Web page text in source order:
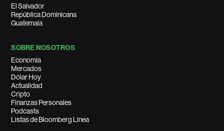
El Salvador
República Dominicana
Guatemala
SOBRE NOSOTROS
Economía
Mercados
Dólar Hoy
Actualidad
Cripto
Finanzas Personales
Podcasts
Listas de Bloomberg Línea